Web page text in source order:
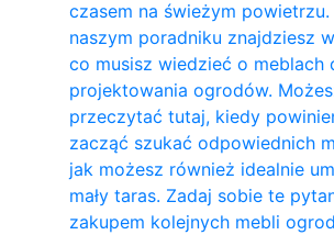
czasem na świeżym powietrzu.
naszym poradniku znajdziesz
co musisz wiedzieć o meblach
projektowania ogrodów.
przeczytać tutaj, kiedy
zacząć szukać odpowiednich
jak możesz również idealnie
mały taras. Zadaj sobie te
zakupem kolejnych mebli